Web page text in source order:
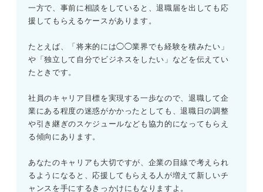
一方で、事前に相談をしていると、退職届を出しても応
援してもらえるケースがあります。
たとえば、「将来的には◯◯業界でも経験を積みたい」
や「独立して自分でビジネスをしたい」などを伝えてい
たときです。
社員のキャリア目標を実現する一歩なので、退職して企
業にある程度の迷惑がかかったとしても、退職日の調整
や引き継ぎのスケジュールなども協力的になってもらえ
る傾向にあります。
あなたのキャリアも大切ですが、企業の目線で考えられ
るようになると、応援してもらえる人が増えて新しいチ
ャンスを手にするきっかけにもなりますよ。